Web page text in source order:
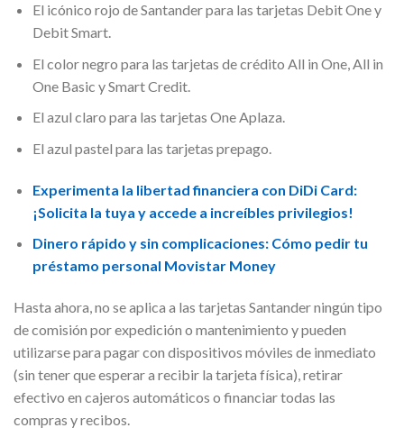
El icónico rojo de Santander para las tarjetas Debit One y
Debit Smart.
El color negro para las tarjetas de crédito All in One, All in
One Basic y Smart Credit.
El azul claro para las tarjetas One Aplaza.
El azul pastel para las tarjetas prepago.
Experimenta la libertad financiera con DiDi Card:
¡Solicita la tuya y accede a increíbles privilegios!
Dinero rápido y sin complicaciones: Cómo pedir tu
préstamo personal Movistar Money
Hasta ahora, no se aplica a las tarjetas Santander ningún tipo
de comisión por expedición o mantenimiento y pueden
utilizarse para pagar con dispositivos móviles de inmediato
(sin tener que esperar a recibir la tarjeta física), retirar
efectivo en cajeros automáticos o financiar todas las
compras y recibos.